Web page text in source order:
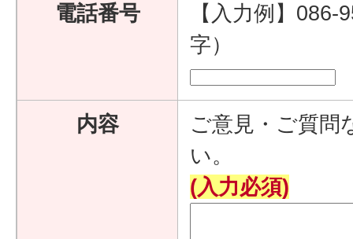
電話番号
【入力例】
字）
内容
ご意見・ご質問
い。
(入力必須)